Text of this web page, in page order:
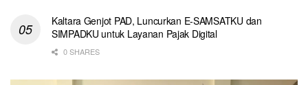
Kaltara Genjot PAD, Luncurkan E-SAMSATKU dan
SIMPADKU untuk Layanan Pajak Digital
0 SHARES